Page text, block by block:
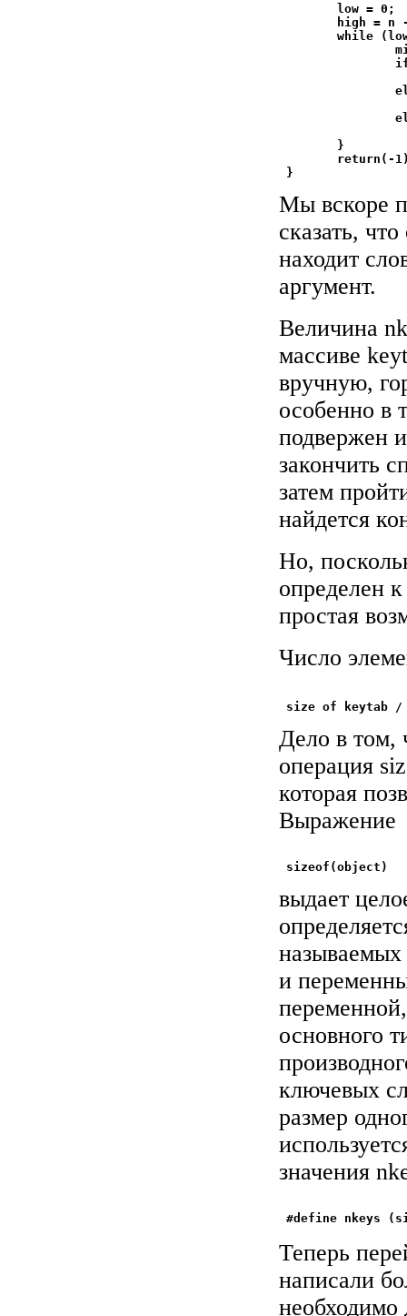
        low = 0;
high = n
while
        }
return(-
Мы вскоре
сказать,
находит
аргумент.
Величина
массиве
вручную,
особенно в
подвержен
закончить
затем
найдется
Но,
определен
простая
Число
Дело в том,
операция
которая
Выражение
выдает
и
основного
ключевых
размер
значения
Теперь
написали
необходимо